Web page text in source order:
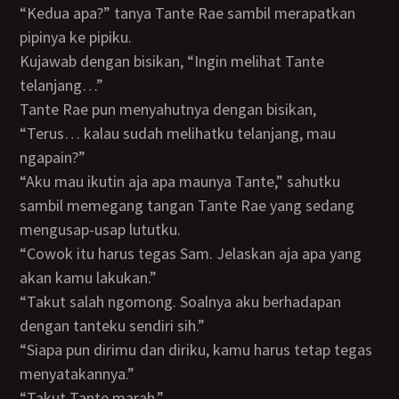
“Kedua apa?” tanya Tante Rae sambil merapatkan
pipinya ke pipiku.
Kujawab dengan bisikan, “Ingin melihat Tante
telanjang…”
Tante Rae pun menyahutnya dengan bisikan,
“Terus… kalau sudah melihatku telanjang, mau
ngapain?”
“Aku mau ikutin aja apa maunya Tante,” sahutku
sambil memegang tangan Tante Rae yang sedang
mengusap-usap lututku.
“Cowok itu harus tegas Sam. Jelaskan aja apa yang
akan kamu lakukan.”
“Takut salah ngomong. Soalnya aku berhadapan
dengan tanteku sendiri sih.”
“Siapa pun dirimu dan diriku, kamu harus tetap tegas
menyatakannya.”